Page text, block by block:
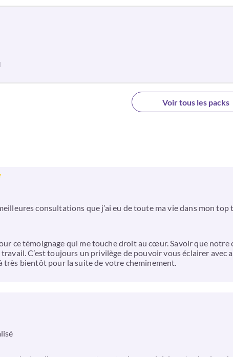
Voir tous les packs
consultations que j’ai eu de toute ma vie dans mon
ce témoignage qui me touche droit au cœur. Savoir que
C’est toujours un privilège de pouvoir vous éclairer
très bientôt pour la suite de votre cheminement.